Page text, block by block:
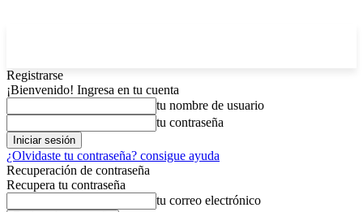
Registrarse
¡Bienvenido! Ingresa en tu cuenta
tu nombre de usuario
tu contraseña
¿Olvidaste tu contraseña? consigue ayuda
Recuperación de contraseña
Recupera tu contraseña
tu correo electrónico